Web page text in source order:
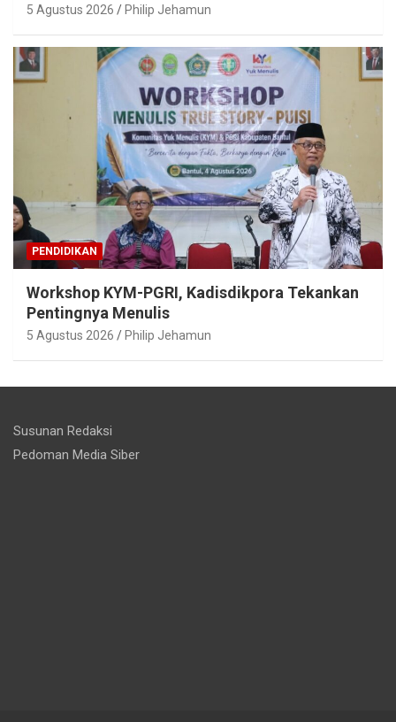
5 Agustus 2026 Philip Jehamun
PENDIDIKAN
Workshop KYM-PGRI, Kadisdikpora Tekankan
Pentingnya Menulis
5 Agustus 2026 Philip Jehamun
Susunan Redaksi
Pedoman Media Siber